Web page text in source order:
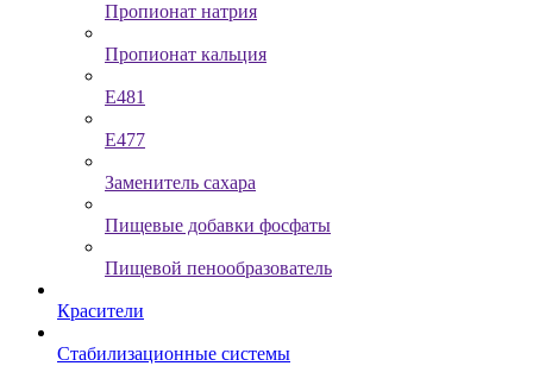
Пропионат натрия
Пропионат кальция
Е481
Е477
Заменитель сахара
Пищевые добавки фосфаты
Пищевой пенообразователь
Красители
Стабилизационные системы